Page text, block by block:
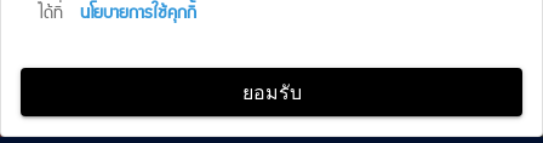
สายเดินทาง มาดูกัน
ได้ที่ นโยบายการใช้คุกกี้
ยอมรับ